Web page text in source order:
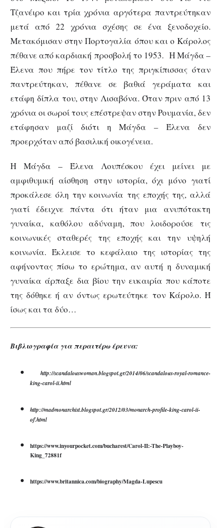
Τζανέιρο και τρία χρόνια αργότερα παντρεύτηκαν
μετά από 22 χρόνια σχέσης σε ένα ξενοδοχείο.
Μετακόμισαν στην Πορτογαλία όπου και ο Κάρολος
πέθανε από καρδιακή προσβολή το 1953. Η Μάγδα –
Έλενα που πήρε τον τίτλο της πριγκίπισσας όταν
παντρεύτηκαν, πέθανε σε βαθιά γεράματα και
ετάφη δίπλα του, στην Λισαβόνα. Όταν πριν από 13
χρόνια οι σωροί τους επέστρεψαν στην Ρουμανία, δεν
ετάφησαν μαζί διότι η Μάγδα – Έλενα δεν
προερχόταν από βασιλική οικογένεια.
Η Μάγδα – Έλενα Λουπέσκου έχει μείνει με
αμφιθυμική αίσθηση στην ιστορία, όχι μόνο γιατί
προκάλεσε όλη την κοινωνία της εποχής της, αλλά
γιατί έδειχνε πάντα ότι ήταν μια ανυπότακτη
γυναίκα, καθόλου αδύναμη, που λοιδορούσε τις
κοινωνικές σταθερές της εποχής και την υψηλή
κοινωνία. Έκλεισε το κεφάλαιο της ιστορίας της
αφήνοντας πίσω το ερώτημα, αν αυτή η δυναμική
γυναίκα άρπαξε δια βίου την ευκαιρία που κάποτε
της δόθηκε ή αν όντως ερωτεύτηκε τον Κάρολο. Ή
ίσως και τα δύο…
Βιβλιογραφία για περαιτέρω έρευνα:
http://scandalouswoman.blogspot.gr/2014/06/scandalous-royal-romance-
king-carol-ii.html
http://madmonarchist.blogspot.gr/2012/03/monarch-profile-king-carol-ii-
of.html
https://www.inyourpocket.com/bucharest/Carol-II:-The-Playboy-
King_72881f
https://www.britannica.com/biography/Magda-Lupescu